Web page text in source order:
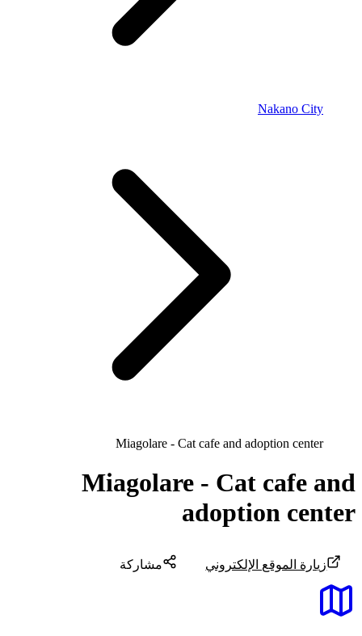
Nakano City
Miagolare - Cat cafe and adoption center
Miagolare - Cat cafe and
adoption center
زيارة الموقع الإلكتروني مشاركة